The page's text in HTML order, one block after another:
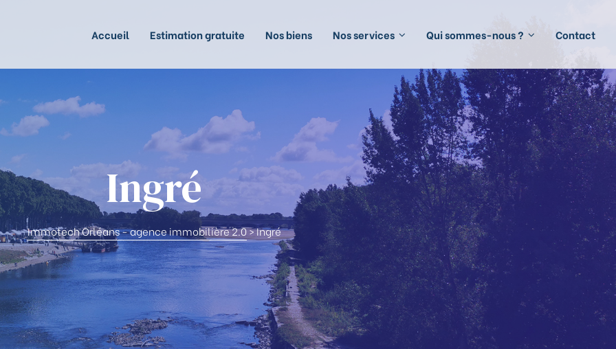
Accueil Estimation gratuite Nos biens Nos services Qui sommes-nous ? Contact
Ingré
Immotech Orléans - agence immobilière 2.0>Ingré